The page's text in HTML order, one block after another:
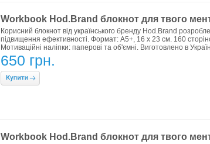
Workbook Hod.Brand блокнот для твого
Корисний блокнот від українського бренду Hod.Brand
підвищення ефективності. Формат: А5+, 16 х 23 см. 160
Мотиваційні наліпки: паперові та об'ємні. Виготовлено в
650 грн.
Workbook Hod.Brand блокнот для твого